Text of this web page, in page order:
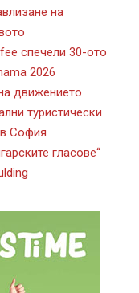
на
спечели 30-ото
2026
движението
туристически
София
гласове“